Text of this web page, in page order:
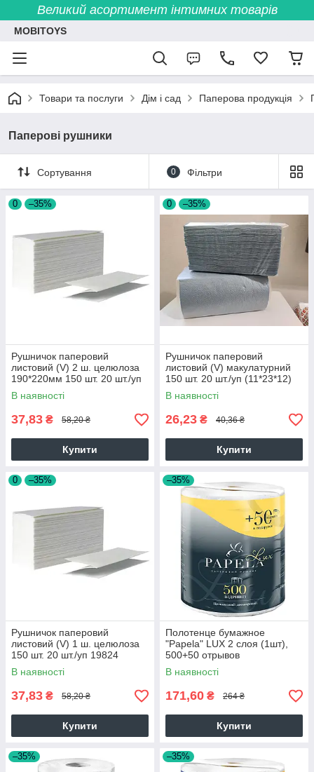
Великий асортимент інтимних товарів
MOBITOYS
Товари та послуги Дім і сад Паперова продукція
Паперові рушники
Сортування 0 Фільтри
0 –35%
Рушничок паперовий
листовий (V) 2 ш. целюлоза
190*220мм 150 шт. 20 шт./уп
В наявності
37,83 ₴ 58,20 ₴
Купити
0 –35%
Рушничок паперовий
листовий (V) макулатурний
150 шт. 20 шт./уп (11*23*12)
19824
В наявності
26,23 ₴ 40,36 ₴
Купити
0 –35%
Рушничок паперовий
листовий (V) 1 ш. целюлоза
150 шт. 20 шт./уп 19824
В наявності
37,83 ₴ 58,20 ₴
Купити
–35%
Полотенце бумажное
"Papela" LUX 2 слоя (1шт),
500+50 отрывов
В наявності
171,60 ₴ 264 ₴
Купити
–35% –35%